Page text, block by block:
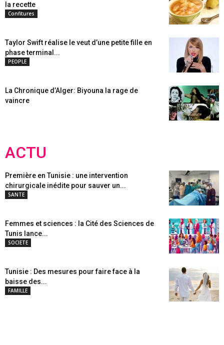
la recette
Confitures
Taylor Swift réalise le veut d’une petite fille en
phase terminal...
PEOPLE
La Chronique d’Alger: Biyouna la rage de
vaincre
ACTU
Première en Tunisie : une intervention
chirurgicale inédite pour sauver un...
SANTE
Femmes et sciences : la Cité des Sciences de
Tunis lance...
SOCIETE
Tunisie : Des mesures pour faire face à la
baisse des...
FAMILLE